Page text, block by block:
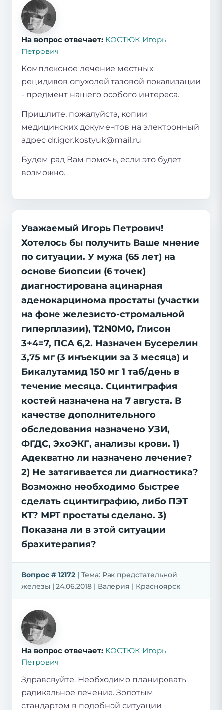
На вопрос отвечает: КОСТЮК Игорь
Петрович
Комплексное лечение местных
рецидивов опухолей тазовой локализации
- предмент нашего особого интереса.
Пришлите, пожалуйста, копии
медицинских документов на электронный
адрес dr.igor.kostyuk@mail.ru
Будем рад Вам помочь, если это будет
возможно.
Уважаемый Игорь Петрович!
Хотелось бы получить Ваше мнение
по ситуации. У мужа (65 лет) на
основе биопсии (6 точек)
диагностирована ацинарная
аденокарцинома простаты (участки
на фоне железисто-стромальной
гиперплазии), T2N0M0, Глисон
3+4=7, ПСА 6,2. Назначен Бусерелин
3,75 мг (3 инъекции за 3 месяца) и
Бикалутамид 150 мг 1 таб/день в
течение месяца. Сцинтиграфия
костей назначена на 7 августа. В
качестве дополнительного
обследования назначено УЗИ,
ФГДС, ЭхоЭКГ, анализы крови. 1)
Адекватно ли назначено лечение?
2) Не затягивается ли диагностика?
Возможно необходимо быстрее
сделать сцинтиграфию, либо ПЭТ
КТ? МРТ простаты сделано. 3)
Показана ли в этой ситуации
брахитерапия?
Вопрос # 12172 | Тема: Рак предстательной
железы | 24.06.2018 | Валерия | Красноярск
На вопрос отвечает: КОСТЮК Игорь
Петрович
Здравсвуйте. Необходимо планировать
радикальное лечение. Золотым
стандартом в подобной ситуации